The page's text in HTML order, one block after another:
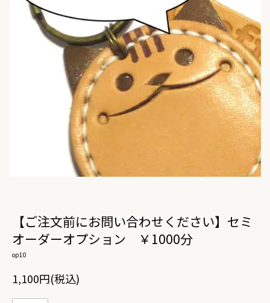
【ご注文前にお問い合わせください】セミ
オーダーオプション ￥1000分
op10
1,100円(税込)